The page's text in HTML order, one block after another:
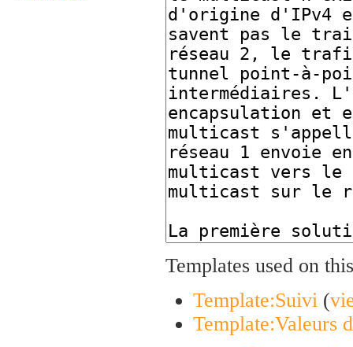
Templates used on
Template:Suivi (
Template:Valeurs